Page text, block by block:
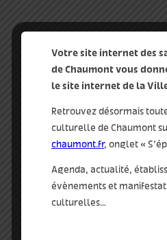
dimanche
# 11h / Le Studio
Issues des 2 matinées
conduites par la
Bernard autour de
Votre site internet des
de Chaumont vous
le site internet de la
Retrouvez désormais
culturelle de Chaumont
chaumont.fr, onglet «
Agenda, actualité,
évènements et
culturelles…